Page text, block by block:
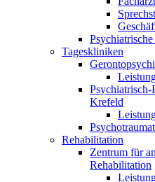
Tageskliniken
Psychiatrisch-
Krefeld
Rehabilitation
Zentrum für
Rehabilitation